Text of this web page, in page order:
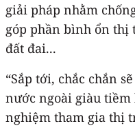
giải pháp nhằm
góp phần bình ổn thị
đất đai...
“Sắp tới, chắc chắn
nước ngoài giàu
nghiệm tham gia thị